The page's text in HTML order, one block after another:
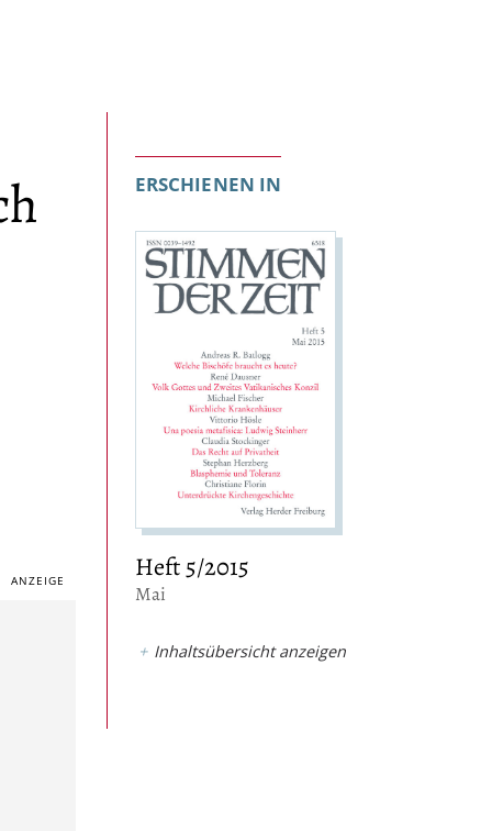
ERSCHIENEN IN
Heft 5/2015
:
Mai
Inhaltsübersicht anzeigen